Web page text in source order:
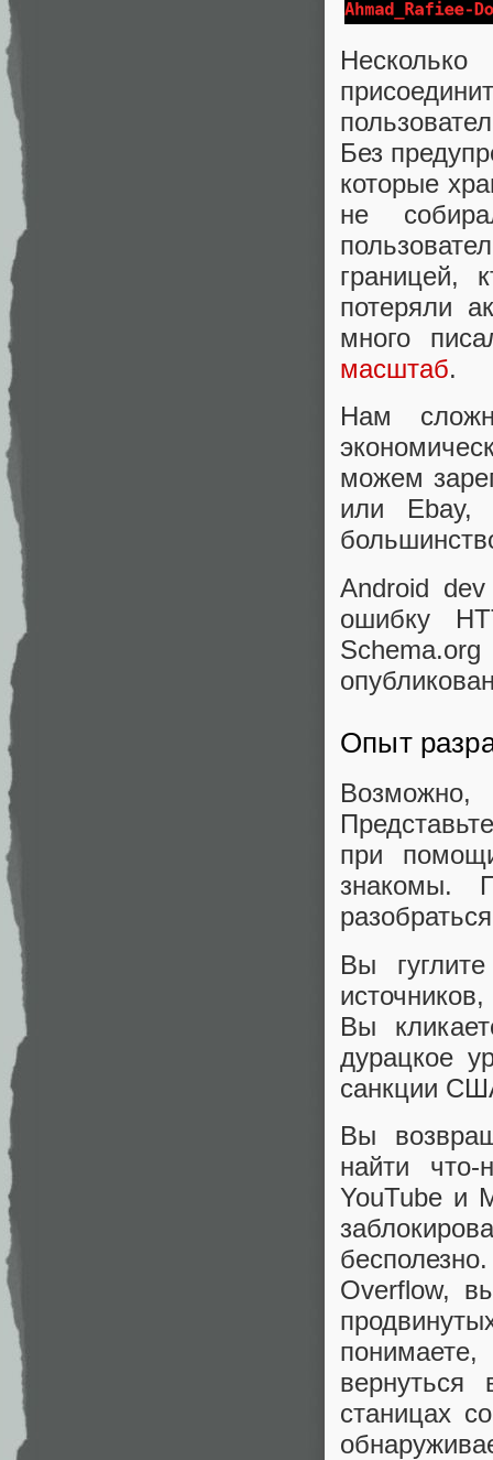
Без
которые
не
границей,
потеряли
много
масштаб.
Нам
можем
или Ebay,
Android
ошибку
Опыт
при
знакомы.
Вы
Вы
дурацкое
санкции
Вы
найти
YouTube и
Overflow,
станицах